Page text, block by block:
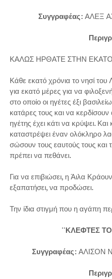
Συγγραφέας: ΑΛΕΞ
ΚΑΛΩΣ ΗΡΘΑΤΕ ΣΤΗΝ
Κάθε εκατό χρόνια το νησί του
για εκατό μέρες για να
στο οποίο οι ηγέτες έξι
κατάρες τους και να
ηγέτης έχει κάτι να κρύψει.
καταστρέψει έναν ολόκληρο
σώσουν τους εαυτούς τους και
πρέπει να πεθάνει.
Για να επιβιώσει, η Άιλα
εξαπατήσει, να προδώσει.
Την ίδια στιγμή που η αγάπη
''ΚΛΕΦΤΕΣ
Συγγραφέας: ΑΛΙΣΟΝ